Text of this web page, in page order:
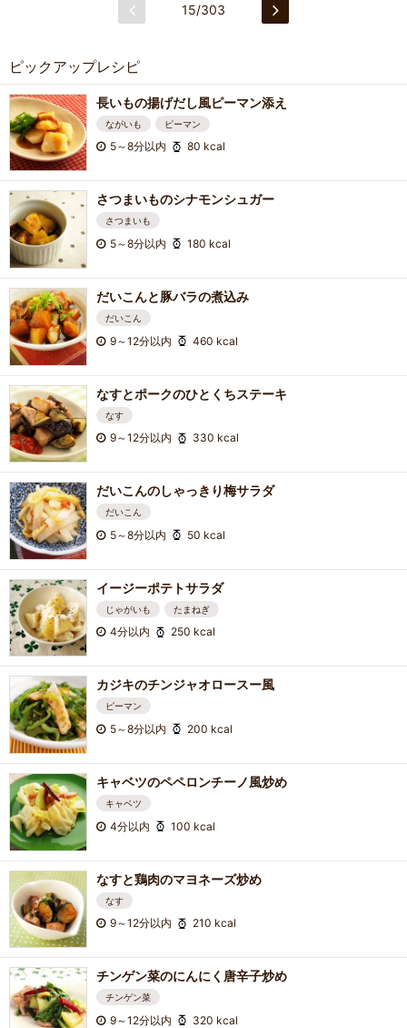
15/303
ピックアップレシピ
長いもの揚げだし風ピーマン添え
ながいも ピーマン
5～8分以内 80 kcal
さつまいものシナモンシュガー
さつまいも
5～8分以内 180 kcal
だいこんと豚バラの煮込み
だいこん
9～12分以内 460 kcal
なすとポークのひとくちステーキ
なす
9～12分以内 330 kcal
だいこんのしゃっきり梅サラダ
だいこん
5～8分以内 50 kcal
イージーポテトサラダ
じゃがいも たまねぎ
4分以内 250 kcal
カジキのチンジャオロースー風
ピーマン
5～8分以内 200 kcal
キャベツのペペロンチーノ風炒め
キャベツ
4分以内 100 kcal
なすと鶏肉のマヨネーズ炒め
なす
9～12分以内 210 kcal
チンゲン菜のにんにく唐辛子炒め
チンゲン菜
9～12分以内 320 kcal